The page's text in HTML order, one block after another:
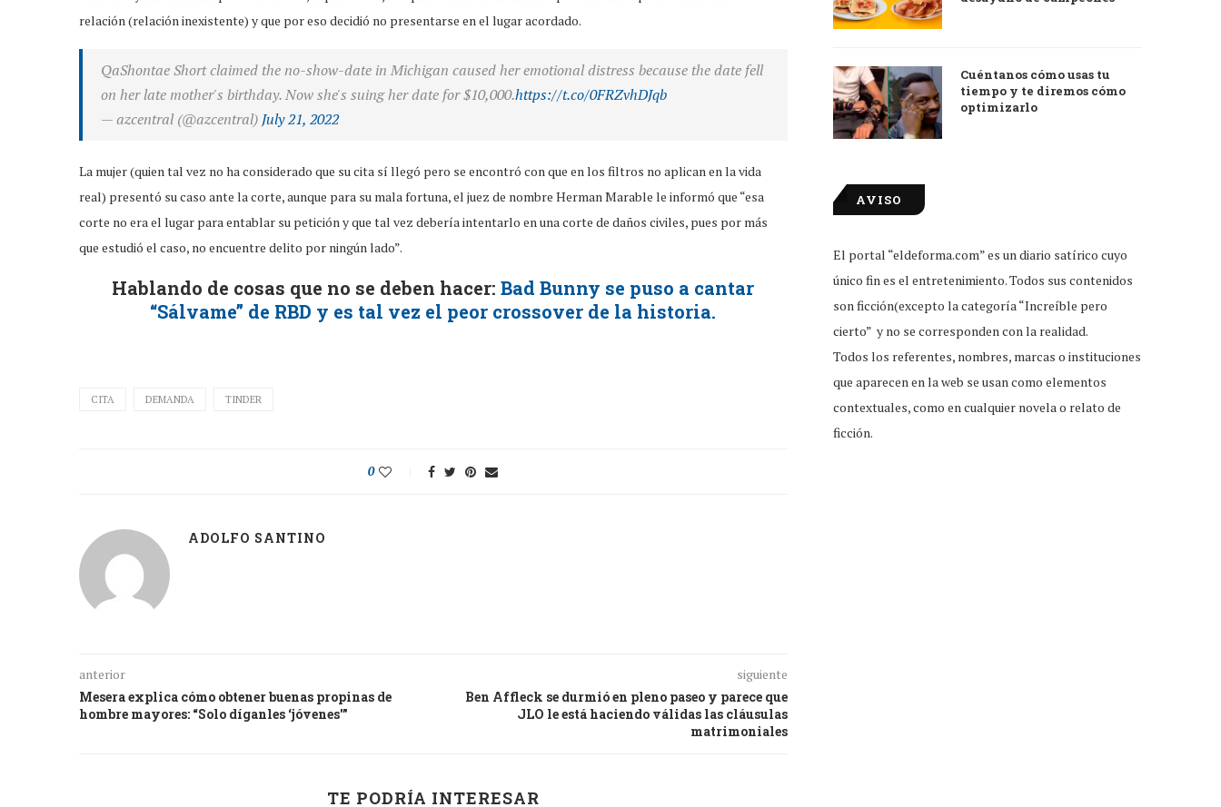
relación (relación inexistente) y que por eso decidió no presentarse en el lugar acordado.
QaShontae Short claimed the no-show-date in Michigan caused her emotional distress because the date fell
on her late mother's birthday. Now she's suing her date for $10,000.https://t.co/0FRZvhDJqb
— azcentral (@azcentral) July 21, 2022
La mujer (quien tal vez no ha considerado que su cita sí llegó pero se encontró con que en los filtros no aplican en la vida
real) presentó su caso ante la corte, aunque para su mala fortuna, el juez de nombre Herman Marable le informó que “esa
corte no era el lugar para entablar su petición y que tal vez debería intentarlo en una corte de daños civiles, pues por más
que estudió el caso, no encuentre delito por ningún lado”.
Hablando de cosas que no se deben hacer:Bad Bunny se puso a cantar
“Sálvame” de RBD y es tal vez el peor crossover de la historia.
CITA DEMANDA TINDER
0
ADOLFO SANTINO
anterior
Mesera explica cómo obtener buenas propinas de
hombre mayores: “Solo díganles ‘jóvenes'”
siguiente
Ben Affleck se durmió en pleno paseo y parece que
JLO le está haciendo válidas las cláusulas
matrimoniales
TE PODRÍA INTERESAR
Cuéntanos cómo usas tu
tiempo y te diremos cómo
optimizarlo
AVISO
El portal “eldeforma.com” es un diario satírico cuyo
único fin es el entretenimiento. Todos sus contenidos
son ficción(excepto la categoría “Increíble pero
cierto” y no se corresponden con la realidad.
Todos los referentes, nombres, marcas o instituciones
que aparecen en la web se usan como elementos
contextuales, como en cualquier novela o relato de
ficción.